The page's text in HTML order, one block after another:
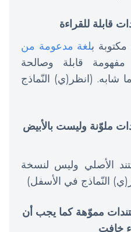
قابلة للقراءة
بلغة مدعومة من
قابلة وصالحة
شابه. (انظر(ي) النّماذج
ملوّنة وليست بالأبيض
الأصلي وليس لنسخة
النّماذج في الأسفل)
مموّهة كما يجب أن
خافت